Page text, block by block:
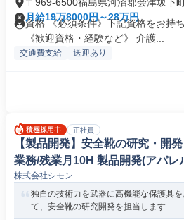
月給19万8000円～28万円
資格 《必須条件》下記資格をお持
《歓迎資格・経験など》 介護...
交通費支給 送迎あり
正社員
【製品開発】安全靴の研究・開
業務/残業月10H 製品開発(アパレ
株式会社シモン
独自の技術力を武器に高機能な保護具
て、安全靴の研究開発を担当します...